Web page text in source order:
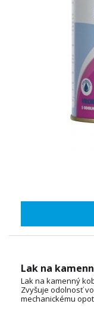
Lak na
Lak na kamenný
Zvyšuje odolnosť
mechanickému